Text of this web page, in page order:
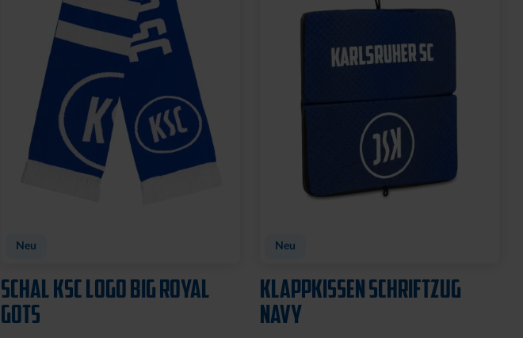
Neu
SCHAL KSC LOGO BIG ROYAL
GOTS
Neu
KLAPPKISSEN SCHRIFTZUG
NAVY